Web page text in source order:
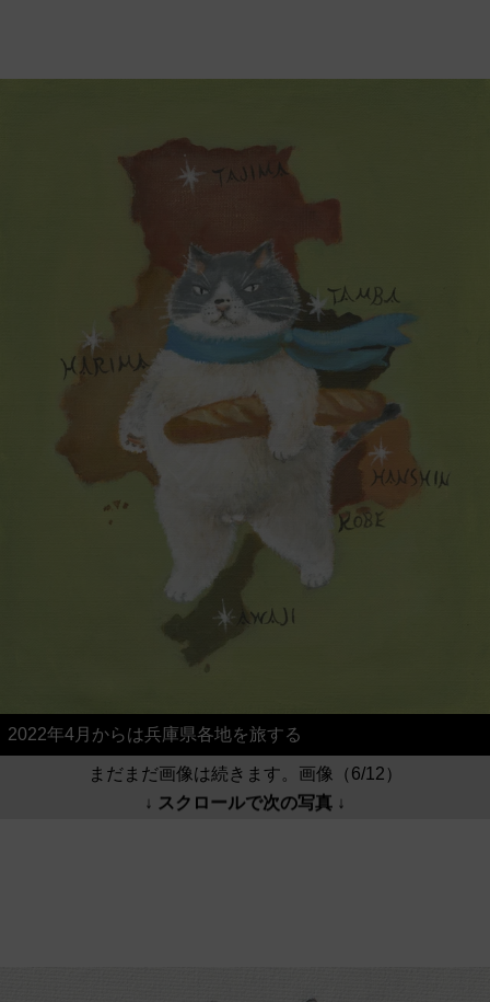
2022年4月からは兵庫県各地を旅する
まだまだ画像は続きます。画像（6/12）
↓ スクロールで次の写真 ↓